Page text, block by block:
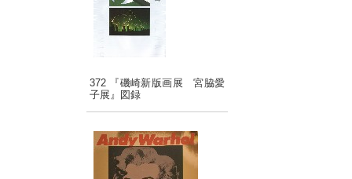
372 『磯崎新版画展 宮脇愛
子展』図録